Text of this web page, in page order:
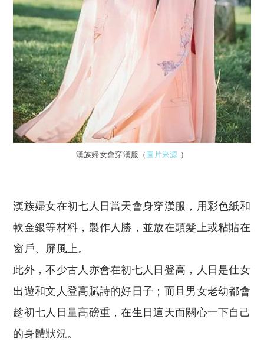
漢族婦女會穿漢服（ 圖片來源 ）
漢族婦女在初七人日當天會身穿漢服，用彩色紙和
軟金銀等材料，製作人勝，並放在頭髮上或粘貼在
窗戶、屏風上。
此外，不少古人亦會在初七人日登高，人日是仕女
出遊和文人登高賦詩的好日子；而且男女老幼都會
趁初七人日量高磅重，在生日這天而關心一下自己
的身體狀況。